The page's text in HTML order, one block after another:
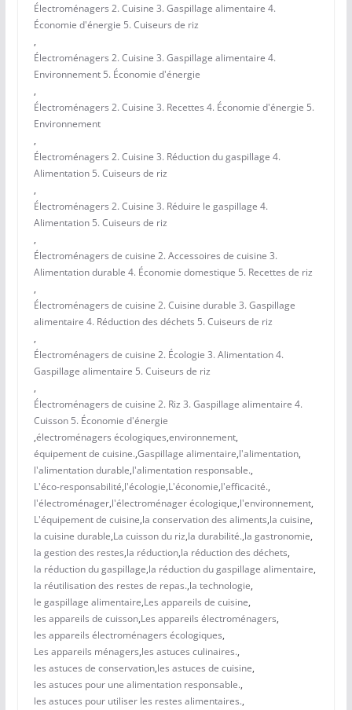
Électroménagers 2. Cuisine 3. Gaspillage alimentaire 4.
Économie d'énergie 5. Cuiseurs de riz
,
Électroménagers 2. Cuisine 3. Gaspillage alimentaire 4.
Environnement 5. Économie d'énergie
,
Électroménagers 2. Cuisine 3. Recettes 4. Économie d'énergie 5.
Environnement
,
Électroménagers 2. Cuisine 3. Réduction du gaspillage 4.
Alimentation 5. Cuiseurs de riz
,
Électroménagers 2. Cuisine 3. Réduire le gaspillage 4.
Alimentation 5. Cuiseurs de riz
,
Électroménagers de cuisine 2. Accessoires de cuisine 3.
Alimentation durable 4. Économie domestique 5. Recettes de riz
,
Électroménagers de cuisine 2. Cuisine durable 3. Gaspillage
alimentaire 4. Réduction des déchets 5. Cuiseurs de riz
,
Électroménagers de cuisine 2. Écologie 3. Alimentation 4.
Gaspillage alimentaire 5. Cuiseurs de riz
,
Électroménagers de cuisine 2. Riz 3. Gaspillage alimentaire 4.
Cuisson 5. Économie d'énergie
,électroménagers écologiques,environnement,
équipement de cuisine.,Gaspillage alimentaire,l'alimentation,
l'alimentation durable,l'alimentation responsable.,
L'éco-responsabilité,l'écologie,L'économie,l'efficacité.,
l'électroménager,l'électroménager écologique,l'environnement,
L'équipement de cuisine,la conservation des aliments,la cuisine,
la cuisine durable,La cuisson du riz,la durabilité.,la gastronomie,
la gestion des restes,la réduction,la réduction des déchets,
la réduction du gaspillage,la réduction du gaspillage alimentaire,
la réutilisation des restes de repas.,la technologie,
le gaspillage alimentaire,Les appareils de cuisine,
les appareils de cuisson,Les appareils électroménagers,
les appareils électroménagers écologiques,
Les appareils ménagers,les astuces culinaires.,
les astuces de conservation,les astuces de cuisine,
les astuces pour une alimentation responsable.,
les astuces pour utiliser les restes alimentaires.,